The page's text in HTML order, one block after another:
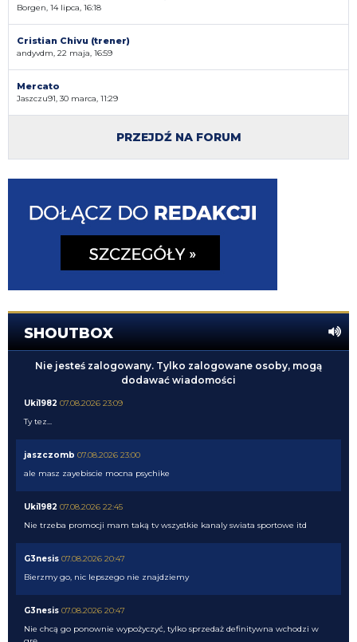
Borgen, 14 lipca, 16:18
Cristian Chivu (trener)
andyvdm, 22 maja, 16:59
Mercato
Jaszczu91, 30 marca, 11:29
PRZEJDŹ NA FORUM
SHOUTBOX
Nie jesteś zalogowany. Tylko zalogowane osoby, mogą
dodawać wiadomości
Uki1982 07.08.2026 23:09
Ty tez...
jaszczomb 07.08.2026 23:00
ale masz zayebiscie mocna psychike
Uki1982 07.08.2026 22:45
Nie trzeba promocji mam taką tv wszystkie kanaly swiata sportowe itd
G3nesis 07.08.2026 20:47
Bierzmy go, nic lepszego nie znajdziemy
G3nesis 07.08.2026 20:47
Nie chcą go ponownie wypożyczyć, tylko sprzedaż definitywna wchodzi w